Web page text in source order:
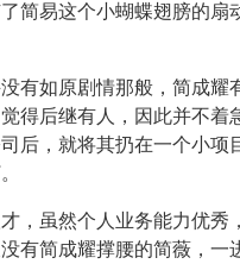
简易这个小蝴蝶翅膀的扇
有如原剧情那般，简成耀
得后继有人，因此并不着
后，就将其扔在一个小项
，虽然个人业务能力优秀
有简成耀撑腰的简薇，一